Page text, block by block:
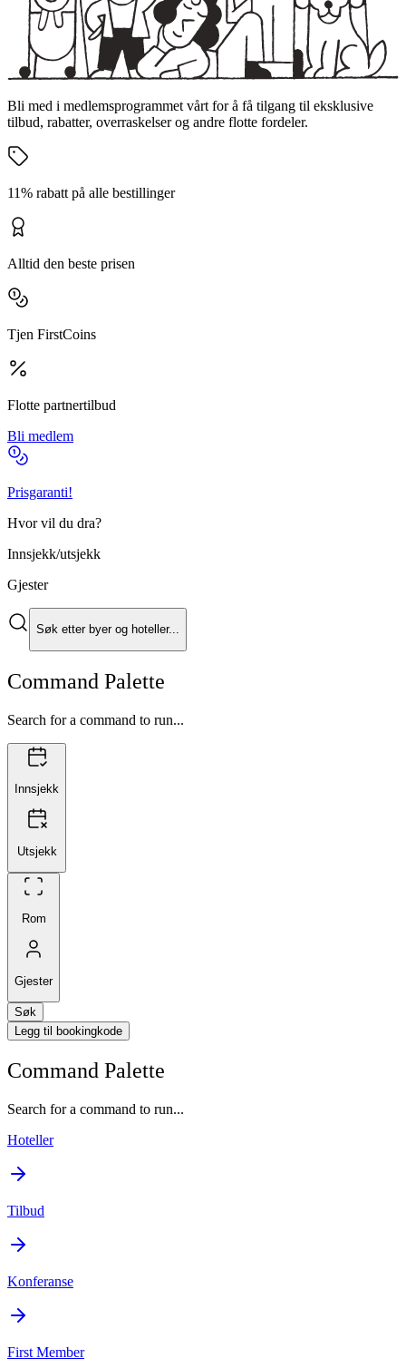
Bli med i medlemsprogrammet vårt for å få tilgang til eksklusive
tilbud, rabatter, overraskelser og andre flotte fordeler.
11% rabatt på alle bestillinger
Alltid den beste prisen
Tjen FirstCoins
Flotte partnertilbud
Bli medlem
Prisgaranti!
Hvor vil du dra?
Innsjekk/utsjekk
Gjester
Søk etter byer og hoteller...
Command Palette
Search for a command to run...
Innsjekk
Utsjekk
Rom
Gjester
Søk
Legg til bookingkode
Command Palette
Search for a command to run...
Hoteller
Tilbud
Konferanse
First Member